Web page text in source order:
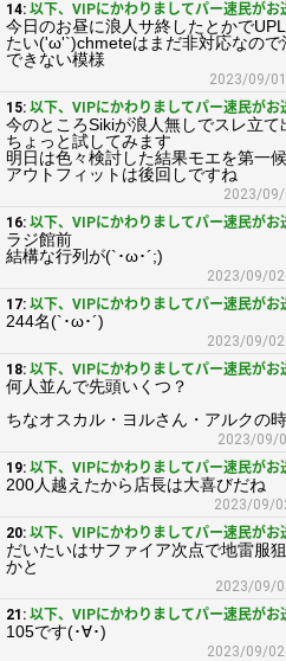
14: 以下、VIPにかわりましてパー速民がお
今日のお昼に浪人サ終したとかで
たい('ω'`)chmeteはまだ非対応なので
できない模様
2023/09/
15: 以下、VIPにかわりましてパー速民が
今のところSikiが浪人無しでスレ立て
ちょっと試してみます
明日は色々検討した結果モエを第一
アウトフィットは後回しですね
2023/09/
16: 以下、VIPにかわりましてパー速民がお
ラジ館前
結構な行列が(`･ω･´;)
2023/09/
17: 以下、VIPにかわりましてパー速民がお
244名(`･ω･´)
2023/09/
18: 以下、VIPにかわりましてパー速民がお
何人並んで先頭いくつ？
ちなオスカル・ヨルさん・アルクの
2023/09/
19: 以下、VIPにかわりましてパー速民がお
200人越えたから店長は大喜びだね
2023/09/
20: 以下、VIPにかわりましてパー速民がお
だいたいはサファイア次点で地雷服
かと
2023/09/
21: 以下、VIPにかわりましてパー速民がお
105です(･∀･)
2023/09/